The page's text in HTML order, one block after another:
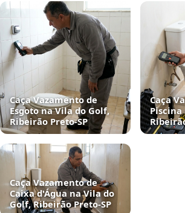
Caça Vazamento de
Esgoto na Vila do Golf,
Ribeirão Preto‑SP
Caça
Piscina
Caça Vazamento de
Caixa d'Água na Vila do
Golf, Ribeirão Preto‑SP